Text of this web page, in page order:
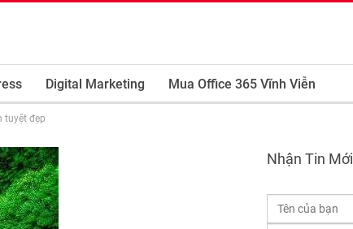
Digital Marketing Mua Office 365 Vĩnh Viễn
tuyệt đẹp
Nhận Tin Mới